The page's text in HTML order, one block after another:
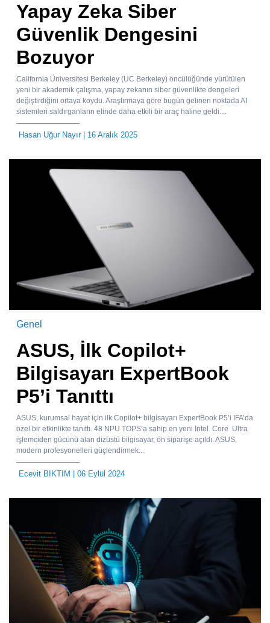
Yapay Zeka Siber
Güvenlik Dengesini
Bozuyor
California Üniversitesi Berkeley (UC Berkeley) öncülüğünde yürütülen
yeni bir akademik çalışma, yapay zekanın siber güvenlikte dengeleri
değiştirdiğini ortaya koydu. Araştırmaya göre bugün gelinen noktada AI
sistemleri saldırganların elinde daha etkili bir araç haline geldi....
Hasan Uğur Nayır| 16 Aralık 2025
Genel
ASUS, İlk Copilot+
Bilgisayarı ExpertBook
P5’i Tanıttı
ASUS, kurumsal hayat için ilk Copilot+ bilgisayarı ExpertBook P5’i IFA’da
özel bir etkinlikte tanıttı. 48 NPU TOPS’a sahip en yeni Intel Core Ultra
işlemciden gücünü alan dizüstü bilgisayar, ön siparişe açıldı. ASUS,
modern profesyonelleri güçlendirmek...
Ecevit BIKTIM | 06 Eylül 2024